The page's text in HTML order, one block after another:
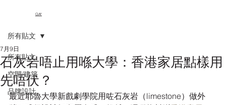
CLAY
所有貼文
空間/建築
品牌設計
所有貼文
石灰岩唔止用喺大學：香港家居點樣用
先唔伏？
7月9日
最近耶魯大學新戲劇學院用咗石灰岩（limestone）做外